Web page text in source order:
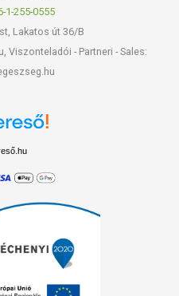
1-255-0555
Lakatos út 36/B
Viszonteladói - Partneri - Sales: